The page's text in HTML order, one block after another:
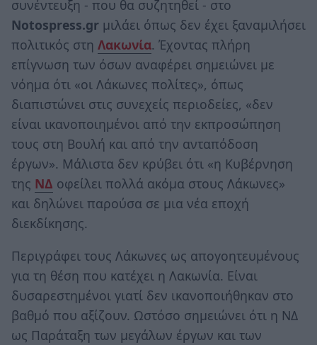
συνέντευξη - που θα συζητηθεί - στο
Notospress.gr μιλάει όπως δεν έχει ξαναμιλήσει
πολιτικός στη Λακωνία. Έχοντας πλήρη
επίγνωση των όσων αναφέρει σημειώνει με
νόημα ότι «οι Λάκωνες πολίτες», όπως
διαπιστώνει στις συνεχείς περιοδείες, «δεν
είναι ικανοποιημένοι από την εκπροσώπηση
τους στη Βουλή και από την ανταπόδοση
έργων». Μάλιστα δεν κρύβει ότι «η Κυβέρνηση
της ΝΔ οφείλει πολλά ακόμα στους Λάκωνες»
και δηλώνει παρούσα σε μια νέα εποχή
διεκδίκησης.
Περιγράφει τους Λάκωνες ως απογοητευμένους
για τη θέση που κατέχει η Λακωνία. Είναι
δυσαρεστημένοι γιατί δεν ικανοποιήθηκαν στο
βαθμό που αξίζουν. Ωστόσο σημειώνει ότι η ΝΔ
ως Παράταξη των μεγάλων έργων και των